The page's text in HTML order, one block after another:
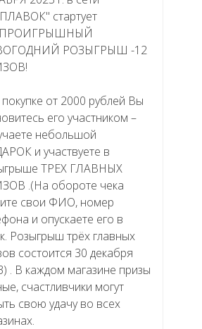
стартует
РОЗЫГРЫШ -12
от 2000 рублей Вы
его участником –
небольшой
и участвуете в
ТРЕХ ГЛАВНЫХ
.(На обороте чека
свои ФИО, номер
и опускаете его в
Розыгрыш трёх главных
состоится 30 декабря
. В каждом магазине призы
счастливчики могут
свою удачу во всех